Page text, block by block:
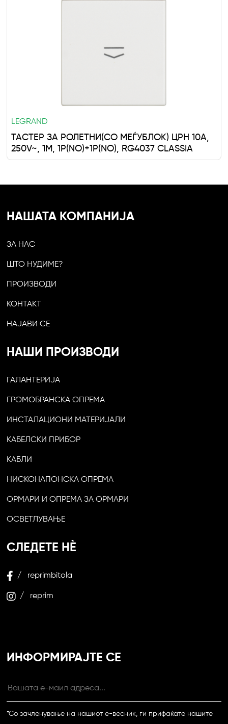
LEGRAND
ТАСТЕР ЗА РОЛЕТНИ(СО МЕЃУБЛОK) ЦРН 10A,
250V~, 1M, 1P(NO)+1P(NO), RG4037 CLASSIA
НАШАТА КОМПАНИЈА
ЗА НАС
ШТО НУДИМЕ?
ПРОИЗВОДИ
КОНТАКТ
НАЈАВИ СЕ
НАШИ ПРОИЗВОДИ
ГАЛАНТЕРИЈА
ГРОМОБРАНСКА ОПРЕМА
ИНСТАЛАЦИОНИ МАТЕРИЈАЛИ
КАБЕЛСКИ ПРИБОР
КАБЛИ
НИСКОНАПОНСКА ОПРЕМА
ОРМАРИ И ОПРЕМА ЗА ОРМАРИ
ОСВЕТЛУВАЊЕ
СЛЕДЕТЕ НЀ
/ reprimbitola
/ reprim
ИНФОРМИРАЈТЕ СЕ
*Со зачленување на нашиот е-весник, ги прифаќате нашите